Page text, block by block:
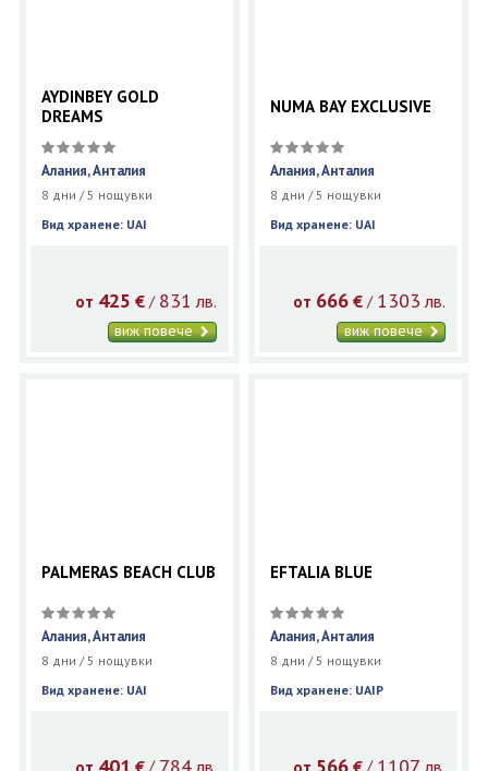
AYDINBEY GOLD
DREAMS
Алания, Анталия
8 дни / 5 нощувки
Вид хранене: UAI
от 425 €/ 831 лв.
виж повече
NUMA BAY EXCLUSIVE
Алания, Анталия
8 дни / 5 нощувки
Вид хранене: UAI
от 666 € / 1303 лв.
виж повече
PALMERAS BEACH CLUB
Алания, Анталия
8 дни / 5 нощувки
Вид хранене: UAI
от 401 €/ 784 лв.
EFTALIA BLUE
Алания, Анталия
8 дни / 5 нощувки
Вид хранене: UAIP
от 566 € / 1107 лв.